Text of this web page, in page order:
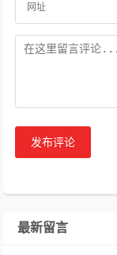
发布评论
最新留言